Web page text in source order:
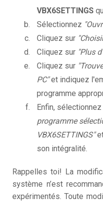
VBX6SETTINGS
Sélectionnez
Cliquez sur
Cliquez sur "Plus
Cliquez sur
PC"et indiquez
programme
Enfin,
programme
VBX6SETTINGS"
son intégralité.
Rappelles toi! La
système n’est
expérimentés. Toute